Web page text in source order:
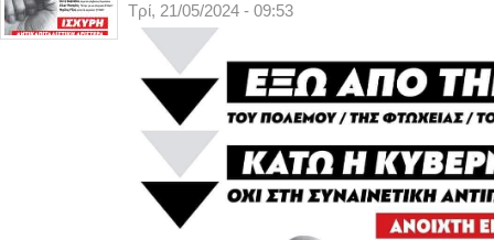
Τρί, 21/05/2024 - 09:53